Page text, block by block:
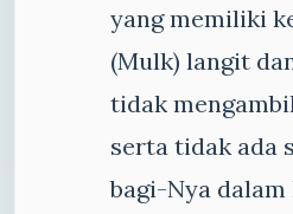
yang memiliki
(Mulk) langit
tidak
serta tidak ada
bagi-Nya